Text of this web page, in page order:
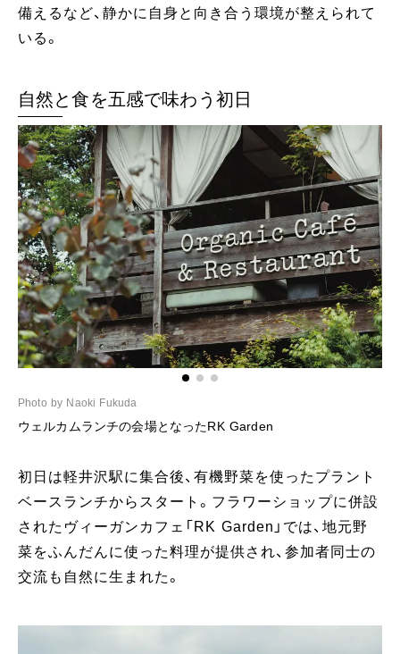
備えるなど、静かに自身と向き合う環境が整えられて
いる。
自然と食を五感で味わう初日
Photo by Naoki Fukuda
ウェルカムランチの会場となったRK Garden
初日は軽井沢駅に集合後、有機野菜を使ったプラント
ベースランチからスタート。フラワーショップに併設
されたヴィーガンカフェ「RK Garden」では、地元野
菜をふんだんに使った料理が提供され、参加者同士の
交流も自然に生まれた。